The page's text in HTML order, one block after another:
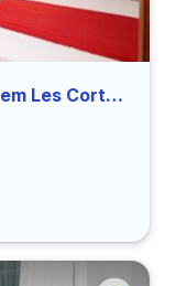
Confortável quarto de solteiro em Les Corts perto de UPC